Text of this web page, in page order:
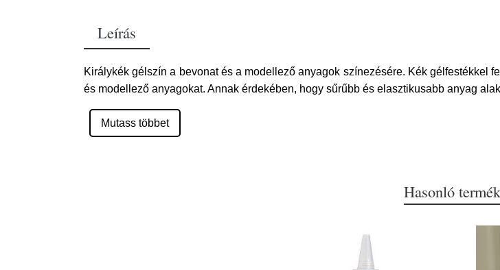
Leírás
Királykék gélszín a bevonat és a modellező anyagok színezésére. Kék gélfestékkel
és modellező anyagokat. Annak érdekében, hogy sűrűbb és elasztikusabb anyag
Mutass többet
Hasonló